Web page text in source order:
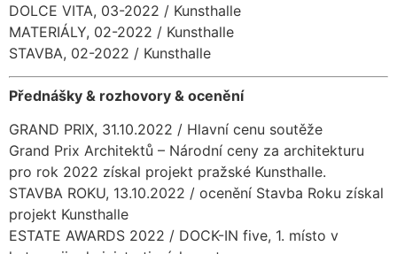
DOLCE VITA, 03-2022 / Kunsthalle
MATERIÁLY, 02-2022 / Kunsthalle
STAVBA, 02-2022 / Kunsthalle
Přednášky & rozhovory & ocenění
GRAND PRIX, 31.10.2022 / Hlavní cenu soutěže
Grand Prix Architektů – Národní ceny za architekturu
pro rok 2022 získal projekt pražské Kunsthalle.
STAVBA ROKU, 13.10.2022 / ocenění Stavba Roku získal
projekt Kunsthalle
ESTATE AWARDS 2022 / DOCK-IN five, 1. místo v